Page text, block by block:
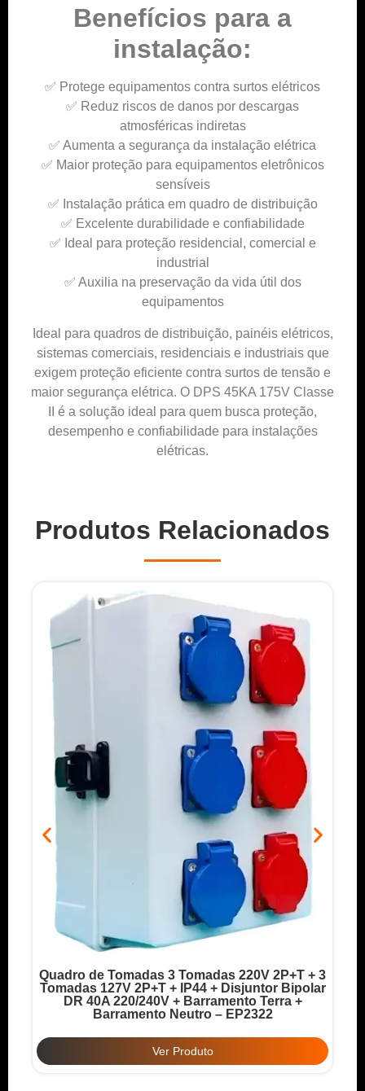
Benefícios para a
instalação:
✅ Protege equipamentos contra surtos elétricos
✅ Reduz riscos de danos por descargas
atmosféricas indiretas
✅ Aumenta a segurança da instalação elétrica
✅ Maior proteção para equipamentos eletrônicos
sensíveis
✅ Instalação prática em quadro de distribuição
✅ Excelente durabilidade e confiabilidade
✅ Ideal para proteção residencial, comercial e
industrial
✅ Auxilia na preservação da vida útil dos
equipamentos
Ideal para quadros de distribuição, painéis elétricos,
sistemas comerciais, residenciais e industriais que
exigem proteção eficiente contra surtos de tensão e
maior segurança elétrica. O DPS 45KA 175V Classe
II é a solução ideal para quem busca proteção,
desempenho e confiabilidade para instalações
elétricas.
Produtos Relacionados
Quadro de Tomadas 3 Tomadas 220V 2P+T + 3
Tomadas 127V 2P+T + IP44 + Disjuntor Bipolar
DR 40A 220/240V + Barramento Terra +
Barramento Neutro – EP2322
Ver Produto